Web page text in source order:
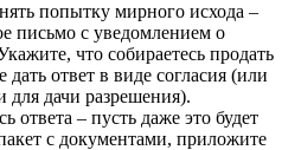
попытку мирного исхода –
письмо с уведомлением о
что собираетесь продать
ответ в виде согласия (или
для дачи разрешения).
ответа – пусть даже это будет
с документами, приложите